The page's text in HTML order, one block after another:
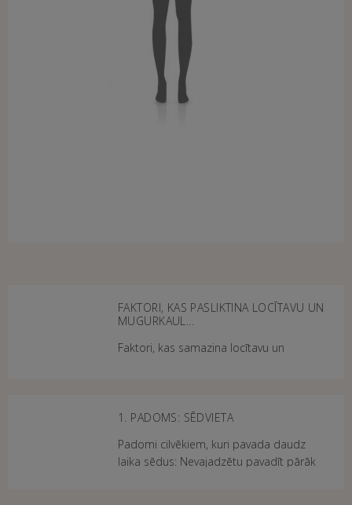
FAKTORI, KAS PASLIKTINA LOCĪTAVU UN
MUGURKAUL...
Faktori, kas samazina locītavu un
liela slodze vai locītavu pārslodze Locīt...
1. PADOMS: SĒDVIETA
Padomi cilvēkiem, kuri pavada daudz
laika sēdus: Nevajadzētu pavadīt pārāk